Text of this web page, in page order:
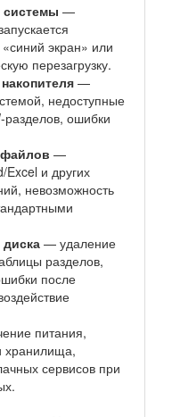
—
экран» или
перезагрузку.
—
недоступные
разделов, ошибки
—
Excel и других
невозможность
— удаление
разделов,
после
питания,
хранилища,
сервисов при